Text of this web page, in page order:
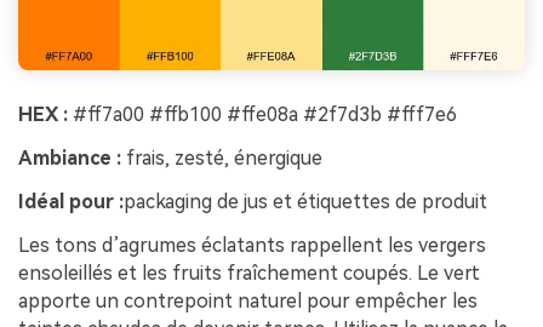
HEX : #ff7a00 #ffb100 #ffe08a #2f7d3b #fff7e6
Ambiance : frais, zesté, énergique
Idéal pour :packaging de jus et étiquettes de produit
Les tons d’agrumes éclatants rappellent les vergers
ensoleillés et les fruits fraîchement coupés. Le vert
apporte un contrepoint naturel pour empêcher les